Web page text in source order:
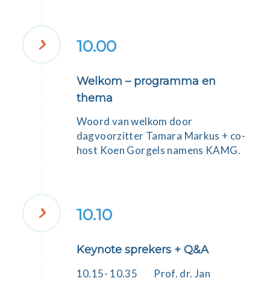
10.00
Welkom – programma en
thema
Woord van welkom door
dagvoorzitter Tamara Markus + co-
host Koen Gorgels namens KAMG.
10.10
Keynote sprekers + Q&A
10.15- 10.35 Prof. dr. Jan